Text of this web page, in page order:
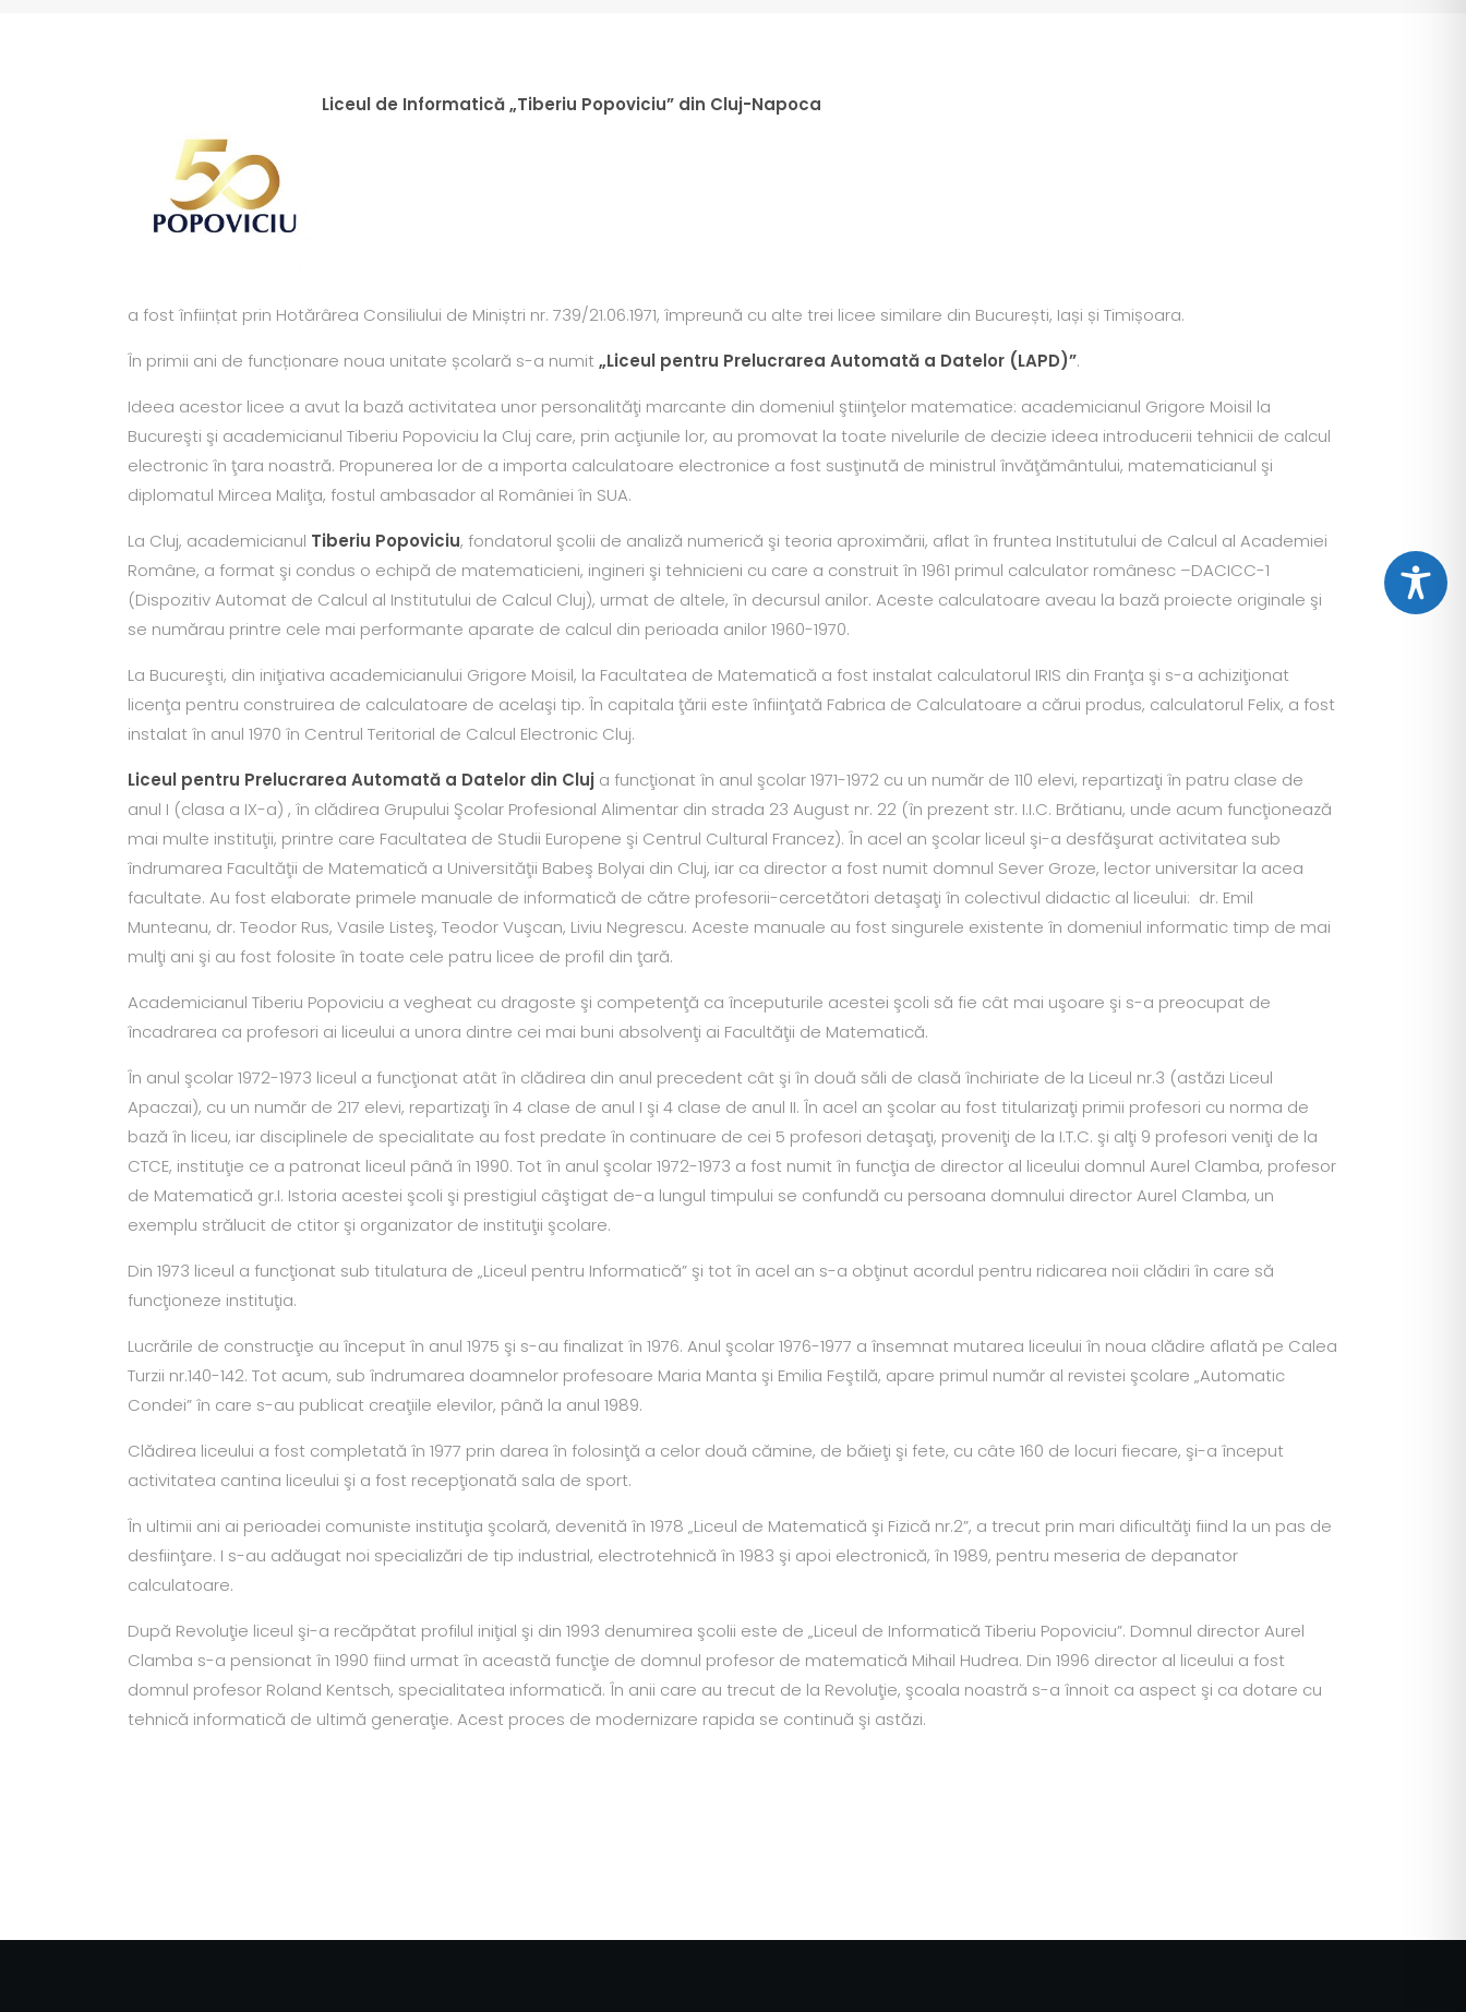
Liceul de Informatică „Tiberiu Popoviciu” din Cluj-Napoca
a fost înființat prin Hotărârea Consiliului de Miniștri nr. 739/21.06.1971, împreună cu alte trei licee similare din București, Iași și Timișoara.
În primii ani de funcționare noua unitate școlară s-a numit „Liceul pentru Prelucrarea Automată a Datelor (LAPD)”.
Ideea acestor licee a avut la bază activitatea unor personalităţi marcante din domeniul ştiinţelor matematice: academicianul Grigore Moisil la
Bucureşti şi academicianul Tiberiu Popoviciu la Cluj care, prin acţiunile lor, au promovat la toate nivelurile de decizie ideea introducerii tehnicii de calcul
electronic în ţara noastră. Propunerea lor de a importa calculatoare electronice a fost susţinută de ministrul învăţământului, matematicianul şi
diplomatul Mircea Maliţa, fostul ambasador al României în SUA.
La Cluj, academicianul Tiberiu Popoviciu, fondatorul şcolii de analiză numerică şi teoria aproximării, aflat în fruntea Institutului de Calcul al Academiei
Române, a format şi condus o echipă de matematicieni, ingineri şi tehnicieni cu care a construit în 1961 primul calculator românesc –DACICC-1
(Dispozitiv Automat de Calcul al Institutului de Calcul Cluj), urmat de altele, în decursul anilor. Aceste calculatoare aveau la bază proiecte originale şi
se numărau printre cele mai performante aparate de calcul din perioada anilor 1960-1970.
La Bucureşti, din iniţiativa academicianului Grigore Moisil, la Facultatea de Matematică a fost instalat calculatorul IRIS din Franţa şi s-a achiziţionat
licenţa pentru construirea de calculatoare de acelaşi tip. În capitala ţării este înfiinţată Fabrica de Calculatoare a cărui produs, calculatorul Felix, a fost
instalat în anul 1970 în Centrul Teritorial de Calcul Electronic Cluj.
Liceul pentru Prelucrarea Automată a Datelor din Cluj a funcţionat în anul şcolar 1971-1972 cu un număr de 110 elevi, repartizaţi în patru clase de
anul I (clasa a IX-a) , în clădirea Grupului Şcolar Profesional Alimentar din strada 23 August nr. 22 (în prezent str. I.I.C. Brătianu, unde acum funcţionează
mai multe instituţii, printre care Facultatea de Studii Europene şi Centrul Cultural Francez). În acel an şcolar liceul şi-a desfăşurat activitatea sub
îndrumarea Facultăţii de Matematică a Universităţii Babeş Bolyai din Cluj, iar ca director a fost numit domnul Sever Groze, lector universitar la acea
facultate. Au fost elaborate primele manuale de informatică de către profesorii-cercetători detaşaţi în colectivul didactic al liceului: dr. Emil
Munteanu, dr. Teodor Rus, Vasile Listeş, Teodor Vuşcan, Liviu Negrescu. Aceste manuale au fost singurele existente în domeniul informatic timp de mai
mulţi ani şi au fost folosite în toate cele patru licee de profil din ţară.
Academicianul Tiberiu Popoviciu a vegheat cu dragoste şi competenţă ca începuturile acestei şcoli să fie cât mai uşoare şi s-a preocupat de
încadrarea ca profesori ai liceului a unora dintre cei mai buni absolvenţi ai Facultăţii de Matematică.
În anul şcolar 1972-1973 liceul a funcţionat atât în clădirea din anul precedent cât şi în două săli de clasă închiriate de la Liceul nr.3 (astăzi Liceul
Apaczai), cu un număr de 217 elevi, repartizaţi în 4 clase de anul I şi 4 clase de anul II. În acel an şcolar au fost titularizaţi primii profesori cu norma de
bază în liceu, iar disciplinele de specialitate au fost predate în continuare de cei 5 profesori detaşaţi, proveniţi de la I.T.C. şi alţi 9 profesori veniţi de la
CTCE, instituţie ce a patronat liceul până în 1990. Tot în anul şcolar 1972-1973 a fost numit în funcţia de director al liceului domnul Aurel Clamba, profesor
de Matematică gr.I. Istoria acestei şcoli şi prestigiul câştigat de-a lungul timpului se confundă cu persoana domnului director Aurel Clamba, un
exemplu strălucit de ctitor şi organizator de instituţii şcolare.
Din 1973 liceul a funcţionat sub titulatura de „Liceul pentru Informatică” şi tot în acel an s-a obţinut acordul pentru ridicarea noii clădiri în care să
funcţioneze instituţia.
Lucrările de construcţie au început în anul 1975 şi s-au finalizat în 1976. Anul şcolar 1976-1977 a însemnat mutarea liceului în noua clădire aflată pe Calea
Turzii nr.140-142. Tot acum, sub îndrumarea doamnelor profesoare Maria Manta şi Emilia Feştilă, apare primul număr al revistei şcolare „Automatic
Condei” în care s-au publicat creaţiile elevilor, până la anul 1989.
Clădirea liceului a fost completată în 1977 prin darea în folosinţă a celor două cămine, de băieţi şi fete, cu câte 160 de locuri fiecare, şi-a început
activitatea cantina liceului şi a fost recepţionată sala de sport.
În ultimii ani ai perioadei comuniste instituţia şcolară, devenită în 1978 „Liceul de Matematică şi Fizică nr.2”, a trecut prin mari dificultăţi fiind la un pas de
desfiinţare. I s-au adăugat noi specializări de tip industrial, electrotehnică în 1983 şi apoi electronică, în 1989, pentru meseria de depanator
calculatoare.
După Revoluţie liceul şi-a recăpătat profilul iniţial şi din 1993 denumirea şcolii este de „Liceul de Informatică Tiberiu Popoviciu”. Domnul director Aurel
Clamba s-a pensionat în 1990 fiind urmat în această funcţie de domnul profesor de matematică Mihail Hudrea. Din 1996 director al liceului a fost
domnul profesor Roland Kentsch, specialitatea informatică. În anii care au trecut de la Revoluţie, şcoala noastră s-a înnoit ca aspect şi ca dotare cu
tehnică informatică de ultimă generaţie. Acest proces de modernizare rapida se continuă şi astăzi.